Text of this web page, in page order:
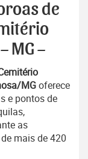
de
MG –
MGoferece
e pontos de
as
mais de 420